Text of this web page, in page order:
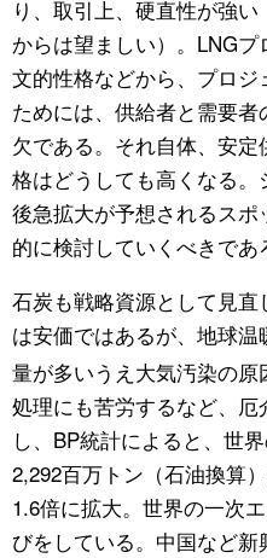
り、取引上、硬直性が強
からは望ましい）。LNG
文的性格などから、プロ
ためには、供給者と需要
欠である。それ自体、安
格はどうしても高くなる
後急拡大が予想されるス
的に検討していくべきであ
石炭も戦略資源として見
は安価ではあるが、地球
量が多いうえ大気汚染の
処理にも苦労するなど、
し、BP統計によると、世
2,292百万トン（石油換算
1.6倍に拡大。世界の一次
びをしている。中国など